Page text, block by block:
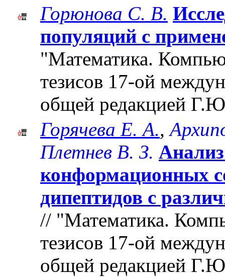
Горюнова С. В.
популяций с
"Математика.
тезисов 17-ой
общей редакцией
Горячева Е. А.,
Плетнев В. З.
конформационных
дипептидов с
// "Математика.
тезисов 17-ой
общей редакцией